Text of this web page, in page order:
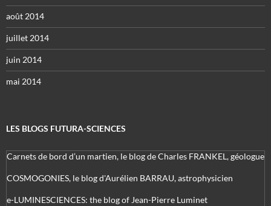
août 2014
juillet 2014
juin 2014
mai 2014
LES BLOGS FUTURA-SCIENCES
Carnets de bord d’un martien, le blog de Charles FRANKEL, géologue
COSMOGONIES, le blog d'Aurélien BARRAU, astrophysicien
e-LUMINESCIENCES: the blog of Jean-Pierre Luminet